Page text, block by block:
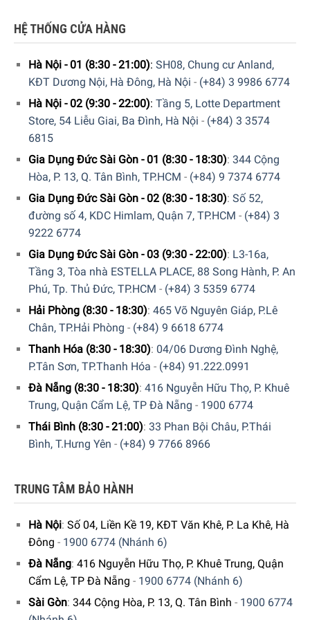
chóng và dễ dàng quan sát với cả 2 đơn vị nhiệt độ là
và °F .
Mẫu bếp nướng gas Rösle này sử dụngloại gas thông
thường . Nhờ công suất lớn và sở hữu đến 6 loại đầu đốt,
bếp nướng đáp ứng tốt cho nhu cầu nấu nướng của các
bữa tiệc dành cho từ5 – 12 người.
Bảng điều khiển
Bảng điều khiển của bếp nướng Rösle BBQ-Station VIDERO
G6-S 27500 W đượcthiết kế dạng núm vặn,có trang bị đèn
chiếu sáng, hỗ trợ thao tác cho người dùng điều khiển nhiệt
độ nướng nhanh chóng và chính xác.
Hơn nữa, các núm điều khiểnbếp nướng còn đượcthiết kế
2 màu: màu xanh ánh sáng trắngkhi nguồn cung cấp gas
đang bật.
HỆ THỐNG CỬA HÀNG
Hà Nội - 01 (8:30 - 21:00): SH08, Chung cư Anland,
KĐT Dương Nội, Hà Đông, Hà Nội - (+84) 3 9986 6774
Hà Nội - 02 (9:30 - 22:00): Tầng 5, Lotte Department
Store, 54 Liễu Giai, Ba Đình, Hà Nội - (+84) 3 3574
6815
Gia Dụng Đức Sài Gòn - 01 (8:30 - 18:30): 344 Cộng
Hòa, P. 13, Q. Tân Bình, TP.HCM - (+84) 9 7374 6774
Gia Dụng Đức Sài Gòn - 02 (8:30 - 18:30): Số 52,
đường số 4, KDC Himlam, Quận 7, TP.HCM - (+84) 3
9222 6774
Gia Dụng Đức Sài Gòn - 03 (9:30 - 22:00): L3-16a,
Tầng 3, Tòa nhà ESTELLA PLACE, 88 Song Hành, P. An
Phú, Tp. Thủ Đức, TP.HCM - (+84) 3 5359 6774
Hải Phòng (8:30 - 18:30): 465 Võ Nguyên Giáp, P.Lê
Chân, TP.Hải Phòng - (+84) 9 6618 6774
Thanh Hóa (8:30 - 18:30): 04/06 Dương Đình Nghệ,
P.Tân Sơn, TP.Thanh Hóa - (+84) 91.222.0991
Đà Nẵng (8:30 - 18:30): 416 Nguyễn Hữu Thọ, P. Khuê
Trung, Quận Cẩm Lệ, TP Đà Nẵng - 1900 6774
Thái Bình (8:30 - 21:00): 33 Phan Bội Châu, P.Thái
Bình, T.Hưng Yên - (+84) 9 7766 8966
TRUNG TÂM BẢO HÀNH
Hà Nội: Số 04, Liền Kề 19, KĐT Văn Khê, P. La Khê, Hà
Đông - 1900 6774 (Nhánh 6)
Đà Nẵng: 416 Nguyễn Hữu Thọ, P. Khuê Trung, Quận
Cẩm Lệ, TP Đà Nẵng - 1900 6774 (Nhánh 6)
Sài Gòn: 344 Cộng Hòa, P. 13, Q. Tân Bình - 1900 6774